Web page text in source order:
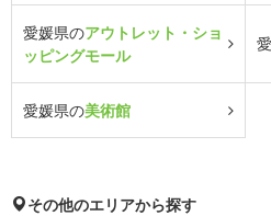
愛媛県のアウトレット・ショ
ッピングモール
愛媛県の美術館
その他のエリアから探す